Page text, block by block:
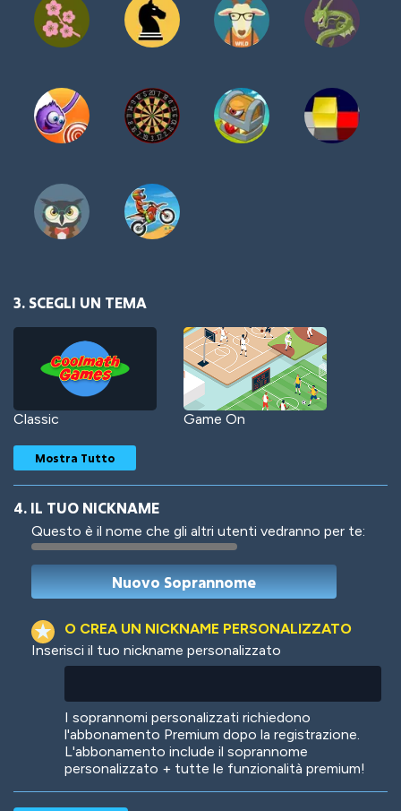
3. SCEGLI UN TEMA
Classic Game On
Woof Jungle Cats
Mostra Tutto
4. IL TUO NICKNAME
Questo è il nome che gli altri utenti vedranno per te:
O CREA UN NICKNAME PERSONALIZZATO
Inserisci il tuo nickname personalizzato
I soprannomi personalizzati richiedono
l'abbonamento Premium dopo la registrazione.
L'abbonamento include il soprannome
personalizzato + tutte le funzionalità premium!